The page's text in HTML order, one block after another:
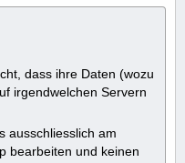
dass ihre Daten (wozu
irgendwelchen Servern
ausschliesslich am
bearbeiten und keinen